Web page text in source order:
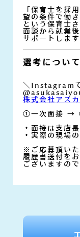
「保育士を採
望の条件で働き
という保育士
面談から就業
サポートします
選考について
＼Instagram
株式会社アス
①一次面接 →
・面接は支店
・実際の現場
※ご応募頂い
履歴書送付を
ございますの